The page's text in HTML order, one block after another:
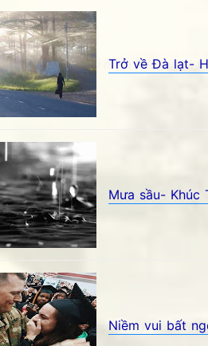
Trở về Đà lạt-
Hà An - Góc kỷ niệm Phố núi và
Mưa sầu- Khúc
Thụy Du - Góc kỷ niệm Phố núi
Niềm vui bất
ngờ- Sông Cửu - Góc kỷ niệm Phố